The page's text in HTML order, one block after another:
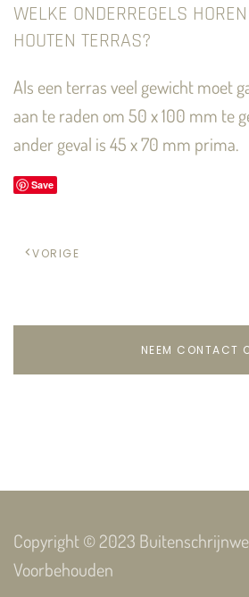
WELKE ONDERREGELS
HOUTEN TERRAS?
Als een terras veel gewicht moet
aan te raden om 50 x 100 mm te
ander geval is 45 x 70 mm prima.
Save
VORIGE
NEEM CONTACT
Copyright © 2023
Voorbehouden